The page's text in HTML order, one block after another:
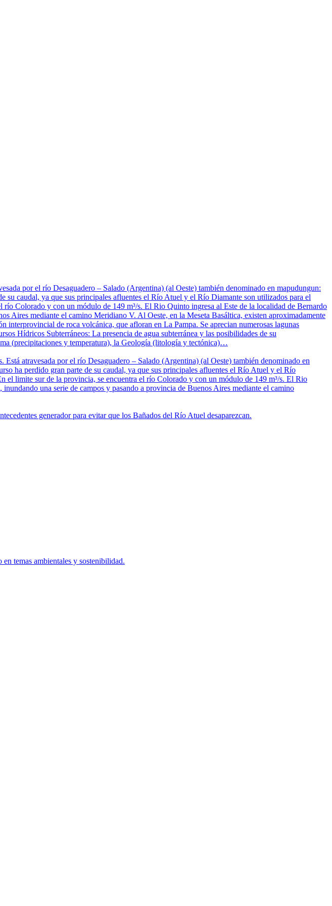
por el río Desaguadero – Salado (Argentina) (al Oeste) también denominado en mapudungun:
caudal, ya que sus principales afluentes el Río Atuel y el Río Diamante son utilizados para el
Colorado y con un módulo de 149 m³/s. El Rio Quinto ingresa al Este de la localidad de Bernardo
Aires mediante el camino Meridiano V. Al Oeste, en la Meseta Basáltica, existen aproximadamente
interprovincial de roca volcánica, que afloran en La Pampa. Se aprecian numerosas lagunas
Hídricos Subterráneos: La presencia de agua subterránea y las posibilidades de su
(precipitaciones y temperatura), la Geología (litología y tectónica)…
Está atravesada por el río Desaguadero – Salado (Argentina) (al Oeste) también denominado en
ha perdido gran parte de su caudal, ya que sus principales afluentes el Río Atuel y el Río
el limite sur de la provincia, se encuentra el río Colorado y con un módulo de 149 m³/s. El Rio
una serie de campos y pasando a provincia de Buenos Aires mediante el camino
generador para evitar que los Bañados del Río Atuel desaparezcan.
temas ambientales y sostenibilidad.